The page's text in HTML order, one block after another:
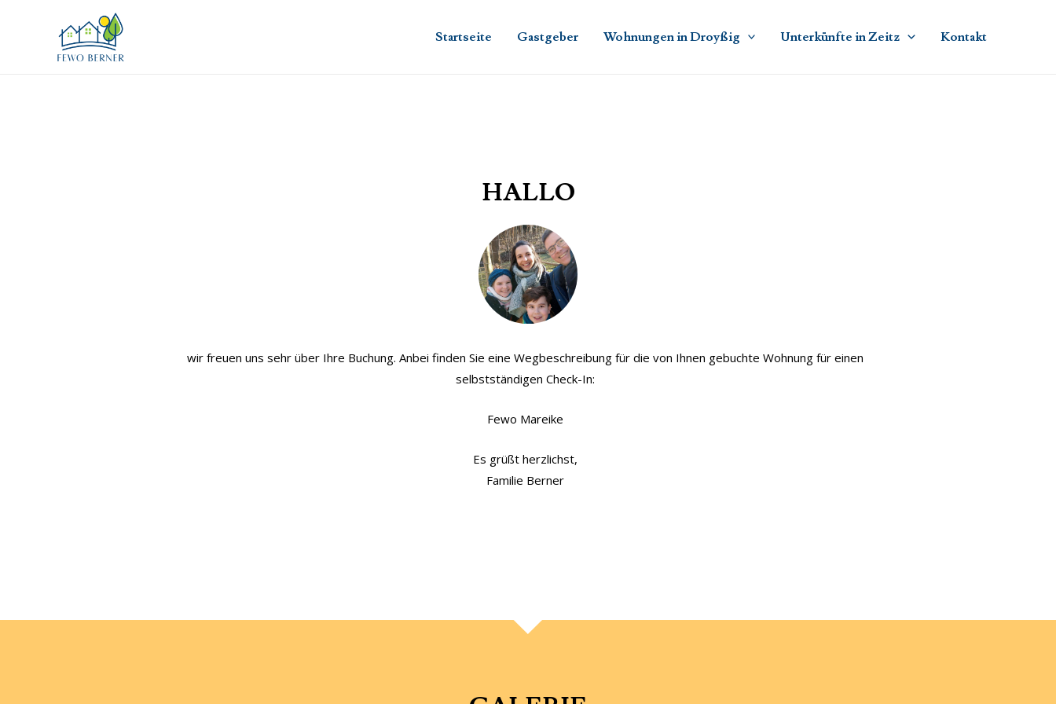
Startseite Gastgeber Wohnungen in Droyßig Unterkünfte in Zeitz Kontakt
HALLO
wir freuen uns sehr über Ihre Buchung. Anbei finden Sie eine Wegbeschreibung für die von Ihnen gebuchte Wohnung für einen
selbstständigen Check-In:
Fewo Mareike
Es grüßt herzlichst,
Familie Berner